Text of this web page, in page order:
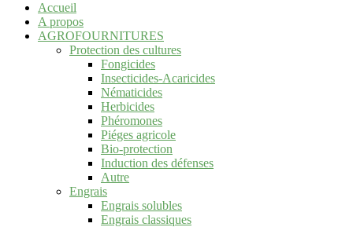
Accueil
A propos
AGROFOURNITURES
Protection des cultures
Fongicides
Insecticides-Acaricides
Nématicides
Herbicides
Phéromones
Piéges agricole
Bio-protection
Induction des défenses
Autre
Engrais
Engrais solubles
Engrais classiques